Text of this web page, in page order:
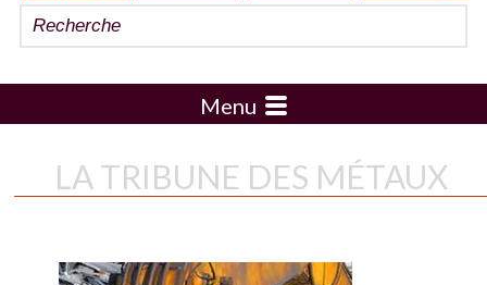
Menu
LA TRIBUNE DES MÉTAUX